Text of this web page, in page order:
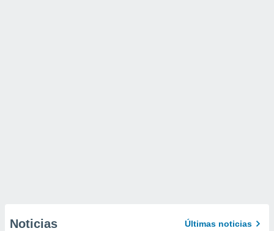
Noticias Últimas noticias